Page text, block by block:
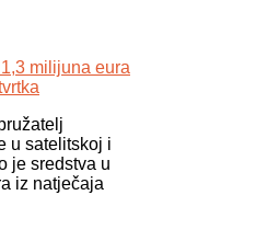
u satelitskoj i
je sredstva u
iz natječaja